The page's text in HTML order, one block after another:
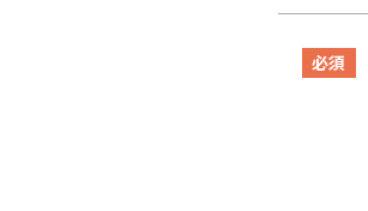
必須